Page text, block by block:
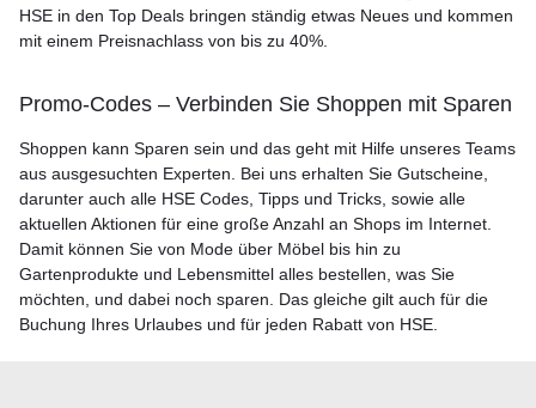
HSE in den Top Deals bringen ständig etwas Neues und kommen
mit einem Preisnachlass von bis zu 40%.
Promo-Codes – Verbinden Sie Shoppen mit Sparen
Shoppen kann Sparen sein und das geht mit Hilfe unseres Teams
aus ausgesuchten Experten. Bei uns erhalten Sie Gutscheine,
darunter auch alle HSE Codes, Tipps und Tricks, sowie alle
aktuellen Aktionen für eine große Anzahl an Shops im Internet.
Damit können Sie von Mode über Möbel bis hin zu
Gartenprodukte und Lebensmittel alles bestellen, was Sie
möchten, und dabei noch sparen. Das gleiche gilt auch für die
Buchung Ihres Urlaubes und für jeden Rabatt von HSE.